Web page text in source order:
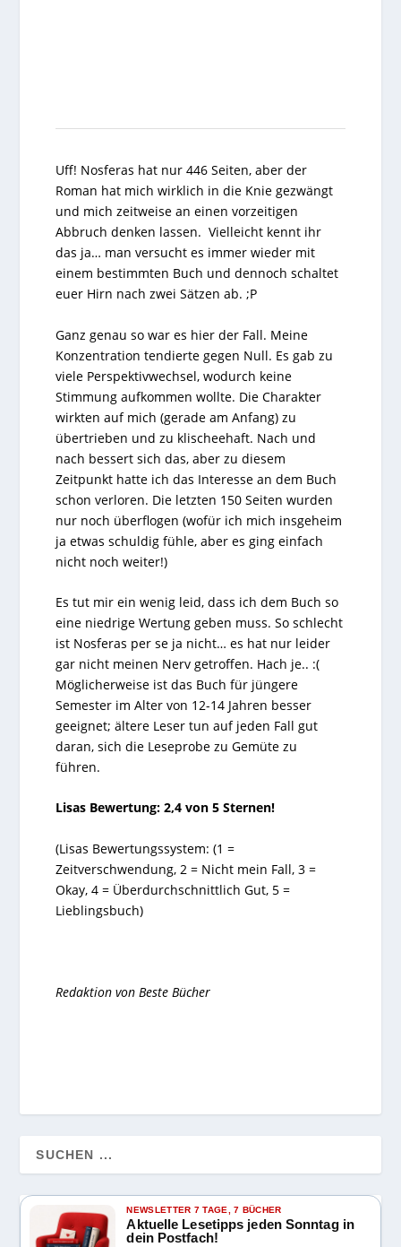
Uff! Nosferas hat nur 446 Seiten, aber der
Roman hat mich wirklich in die Knie gezwängt
und mich zeitweise an einen vorzeitigen
Abbruch denken lassen. Vielleicht kennt ihr
das ja… man versucht es immer wieder mit
einem bestimmten Buch und dennoch schaltet
euer Hirn nach zwei Sätzen ab. ;P
Ganz genau so war es hier der Fall. Meine
Konzentration tendierte gegen Null. Es gab zu
viele Perspektivwechsel, wodurch keine
Stimmung aufkommen wollte. Die Charakter
wirkten auf mich (gerade am Anfang) zu
übertrieben und zu klischeehaft. Nach und
nach bessert sich das, aber zu diesem
Zeitpunkt hatte ich das Interesse an dem Buch
schon verloren. Die letzten 150 Seiten wurden
nur noch überflogen (wofür ich mich insgeheim
ja etwas schuldig fühle, aber es ging einfach
nicht noch weiter!)
Es tut mir ein wenig leid, dass ich dem Buch so
eine niedrige Wertung geben muss. So schlecht
ist Nosferas per se ja nicht… es hat nur leider
gar nicht meinen Nerv getroffen. Hach je.. :(
Möglicherweise ist das Buch für jüngere
Semester im Alter von 12-14 Jahren besser
geeignet; ältere Leser tun auf jeden Fall gut
daran, sich die Leseprobe zu Gemüte zu
führen.
Lisas Bewertung: 2,4 von 5 Sternen!
(Lisas Bewertungssystem: (1 =
Zeitverschwendung, 2 = Nicht mein Fall, 3 =
Okay, 4 = Überdurchschnittlich Gut, 5 =
Lieblingsbuch)
Redaktion von Beste Bücher
NEWSLETTER 7 TAGE, 7 BÜCHER
Aktuelle Lesetipps jeden Sonntag in
dein Postfach!